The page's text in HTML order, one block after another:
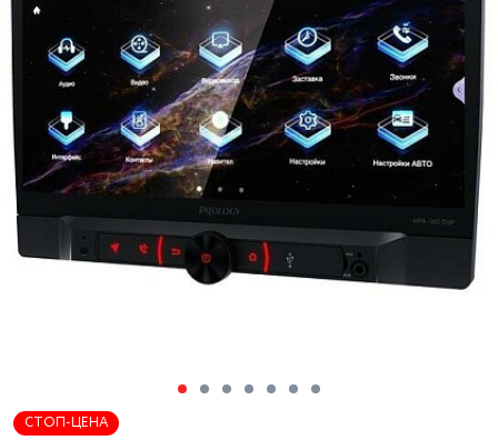
СТОП-ЦЕНА